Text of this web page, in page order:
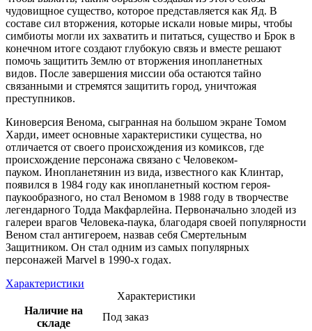
чудовищное существо, которое представляется как Яд. В
составе сил вторжения, которые искали новые миры, чтобы
симбиоты могли их захватить и питаться, существо и Брок в
конечном итоге создают глубокую связь и вместе решают
помочь защитить Землю от вторжения инопланетных
видов. После завершения миссии оба остаются тайно
связанными и стремятся защитить город, уничтожая
преступников.
Киноверсия Венома, сыгранная на большом экране Томом
Харди, имеет основные характеристики существа, но
отличается от своего происхождения из комиксов, где
происхождение персонажа связано с Человеком-
пауком. Инопланетянин из вида, известного как Клинтар,
появился в 1984 году как инопланетный костюм героя-
паукообразного, но стал Веномом в 1988 году в творчестве
легендарного Тодда Макфарлейна. Первоначально злодей из
галереи врагов Человека-паука, благодаря своей популярности
Веном стал антигероем, назвав себя Смертельным
Защитником. Он стал одним из самых популярных
персонажей Marvel в 1990-х годах.
Характеристики
Характеристики
Наличие на
складе
Под заказ